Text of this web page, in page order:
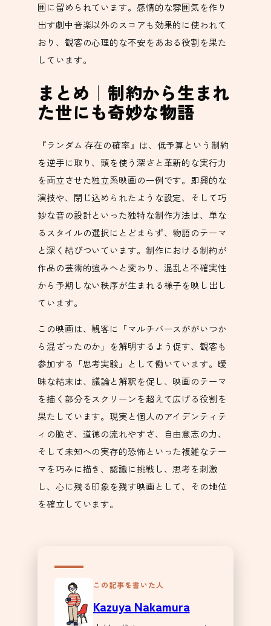
囲に留められています。感情的な雰囲気を作り
出す劇中音楽以外のスコアも効果的に使われて
おり、観客の心理的な不安をあおる役割を果た
しています。
まとめ｜制約から生まれ
た世にも奇妙な物語
『ランダム 存在の確率』は、低予算という制約
を逆手に取り、頭を使う深さと革新的な実行力
を両立させた独立系映画の一例です。即興的な
演技や、閉じ込められたような設定、そして巧
妙な音の設計といった独特な制作方法は、単な
るスタイルの選択にとどまらず、物語のテーマ
と深く結びついています。制作における制約が
作品の芸術的強みへと変わり、混乱と不確実性
から予期しない秩序が生まれる様子を映し出し
ています。
この映画は、観客に「マルチバースががいつか
ら混ざったのか」を解明するよう促す、観客も
参加する「思考実験」として働いています。曖
昧な結末は、議論と解釈を促し、映画のテーマ
を描く部分をスクリーンを超えて広げる役割を
果たしています。現実と個人のアイデンティテ
ィの脆さ、道徳の流れやすさ、自由意志の力、
そして未知への実存的恐怖といった複雑なテー
マを巧みに描き、認識に挑戦し、思考を刺激
し、心に残る印象を残す映画として、その地位
を確立しています。
この記事を書いた人
Kazuya Nakamura